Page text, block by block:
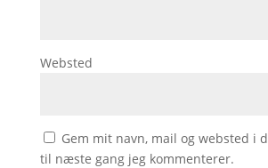
Websted
Gem mit navn, mail og websted i
til næste gang jeg kommenterer.